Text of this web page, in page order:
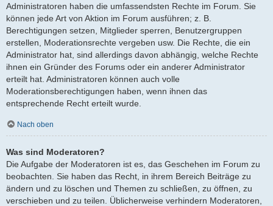
Administratoren haben die umfassendsten Rechte im Forum. Sie
können jede Art von Aktion im Forum ausführen; z. B.
Berechtigungen setzen, Mitglieder sperren, Benutzergruppen
erstellen, Moderationsrechte vergeben usw. Die Rechte, die ein
Administrator hat, sind allerdings davon abhängig, welche Rechte
ihnen ein Gründer des Forums oder ein anderer Administrator
erteilt hat. Administratoren können auch volle
Moderationsberechtigungen haben, wenn ihnen das
entsprechende Recht erteilt wurde.
Nach oben
Was sind Moderatoren?
Die Aufgabe der Moderatoren ist es, das Geschehen im Forum zu
beobachten. Sie haben das Recht, in ihrem Bereich Beiträge zu
ändern und zu löschen und Themen zu schließen, zu öffnen, zu
verschieben und zu teilen. Üblicherweise verhindern Moderatoren,